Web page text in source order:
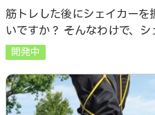
筋トレした後にシェイカーを
いですか？ そんなわけで、
る装置を開発しました。 ち
ことができます。
開発中